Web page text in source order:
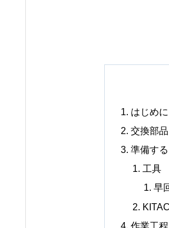
はじめに
交換部品
準備す
工具
早
作業工程